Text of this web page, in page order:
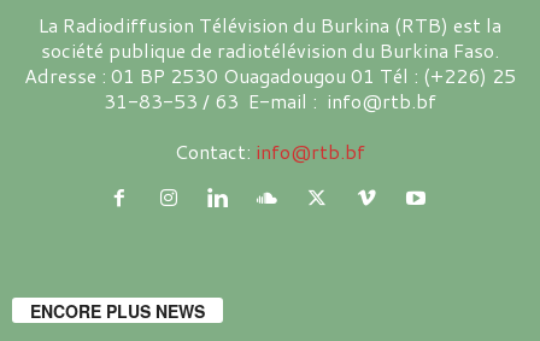
La Radiodiffusion Télévision du Burkina (RTB) est la
société publique de radiotélévision du Burkina Faso.
Adresse : 01 BP 2530 Ouagadougou 01 Tél : (+226) 25
31-83-53 / 63 E-mail : info@rtb.bf
Contact: info@rtb.bf
ENCORE PLUS NEWS